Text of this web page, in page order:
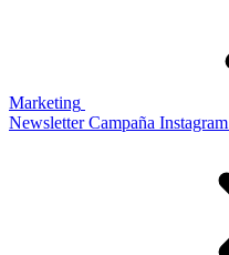
Marketing
Newsletter Campaña Instagram